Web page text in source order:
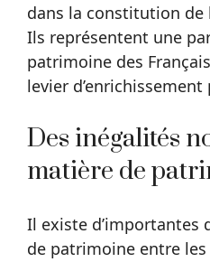
dans la constitution de
Ils représentent une
patrimoine des
levier
Des inégalités
matière de
Il existe d’importantes
de patrimoine entre